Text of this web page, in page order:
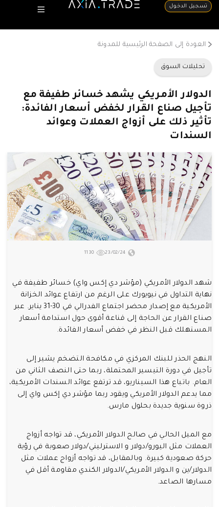
تسجيل الدخول
العودة إلى الصفحة الرئيسية للمدونة
تحليلات السوق
الدولار الأمريكي يشهد خسائر طفيفة مع
تأجيل صناع القرار لخفض أسعار الفائدة:
تأثير ذلك على أزواج العملات وعوائد
السندات
23/02/24
1130
شهد الدولار الأمريكي (مؤشر دي إكس واي) خسائر طفيفة في
نهاية التداول في نيويورك على الرغم من ارتفاع عوائد الخزانة
الأمريكية مع إصدار محضر اجتماع الفدرالي في 30-31 يناير. عبر
صناع القرار عن الحاجة إلى قناعة أقوى حول استدامة أسعار
المستهلك قبل النظر في خفض أسعار الفائدة.
النهج الحذر للبنك المركزي في مكافحة التضخم يشير إلى
تأجيل في دورة التيسير المحتملة، ربما حتى النصف الثاني من
العام. باتباع هذا السيناريو، قد ترتفع عوائد السندات الأمريكية،
مما يدعم الدولار الأمريكي ويقود ربما مؤشر دي إكس واي إلى
ذروة سنوية جديدة بحلول مارس.
مع الميل الحالي في صالح الدولار الأمريكي، قد تواجه أزواج
العملات مثل اليورو/دولار و الاسترليني/دولار صعوبة في رؤية
حركة صعودية كبيرة. وبالمقابل، قد تواجه أزواج عملات مثل
الدولار/ين و الدولار الأمريكي/الدولار الكندي مقاومة أقل في
مسارها الصاعد.